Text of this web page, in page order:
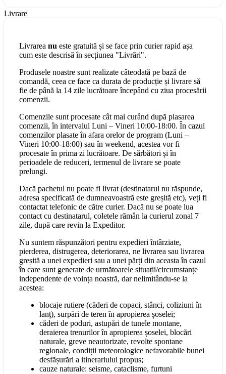
Livrare
Livrarea nu este gratuită și se face prin curier rapid așa
cum este descrisă în secțiunea "Livrări".
Produsele noastre sunt realizate câteodată pe bază de
comandă, ceea ce face ca durata de producție și livrare să
fie de până la 14 zile lucrătoare începând cu ziua procesării
comenzii.
Comenzile sunt procesate cât mai curând după plasarea
comenzii, în intervalul Luni – Vineri 10:00-18:00. În cazul
comenzilor plasate în afara orelor de program (Luni –
Vineri 10:00-18:00) sau în weekend, acestea vor fi
procesate în prima zi lucrătoare. De sărbători și în
perioadele de reduceri, termenul de livrare se poate
prelungi.
Dacă pachetul nu poate fi livrat (destinatarul nu răspunde,
adresa specificată de dumneavoastră este greșită etc), veți fi
contactat telefonic de către curier. Dacă nu se poate lua
contact cu destinatarul, coletele rămân la curierul zonal 7
zile, după care revin la Expeditor.
Nu suntem răspunzători pentru expedieri întârziate,
pierderea, distrugerea, deteriorarea, ne livrarea sau livrarea
greșită a unei expedieri sau a unei părți din aceasta în cazul
în care sunt generate de următoarele situații/circumstanțe
independente de voința noastră, dar nelimitându-se la
acestea:
blocaje rutiere (căderi de copaci, stânci, coliziuni în
lanț), surpări de teren în apropierea șoselei;
căderi de poduri, astupări de tunele montane,
deraierea trenurilor în apropierea șoselei, blocări
naturale, greve neautorizate, revolte spontane
regionale, condiții meteorologice nefavorabile bunei
desfășurări a itinerariului propus;
cauze naturale: seisme, cataclisme, furtuni